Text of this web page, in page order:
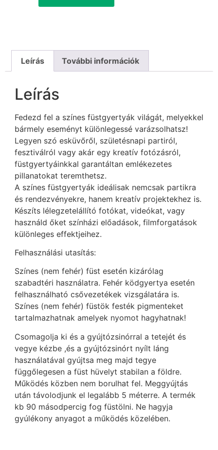
Leírás További információk
Leírás
Fedezd fel a színes füstgyertyák világát, melyekkel
bármely eseményt különlegessé varázsolhatsz!
Legyen szó esküvőről, születésnapi partiról,
fesztiválról vagy akár egy kreatív fotózásról,
füstgyertyáinkkal garantáltan emlékezetes
pillanatokat teremthetsz.
A színes füstgyertyák ideálisak nemcsak partikra
és rendezvényekre, hanem kreatív projektekhez is.
Készíts lélegzetelállító fotókat, videókat, vagy
használd őket színházi előadások, filmforgatások
különleges effektjeihez.
Felhasználási utasítás:
Színes (nem fehér) füst esetén kizárólag
szabadtéri használatra. Fehér ködgyertya esetén
felhasználható csővezetékek vizsgálatára is.
Színes (nem fehér) füstök festék pigmenteket
tartalmazhatnak amelyek nyomot hagyhatnak!
Csomagolja ki és a gyújtózsinórral a tetejét és
vegye kézbe ,és a gyújtózsinórt nyílt láng
használatával gyújtsa meg majd tegye
függőlegesen a füst hüvelyt stabilan a földre.
Működés közben nem borulhat fel. Meggyújtás
után távolodjunk el legalább 5 méterre. A termék
kb 90 másodpercig fog füstölni. Ne hagyja
gyúlékony anyagot a működés közelében.